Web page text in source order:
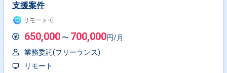
支援案件
リモート可
650,000 〜 700,000円/月
業務委託(フリーランス)
リモート